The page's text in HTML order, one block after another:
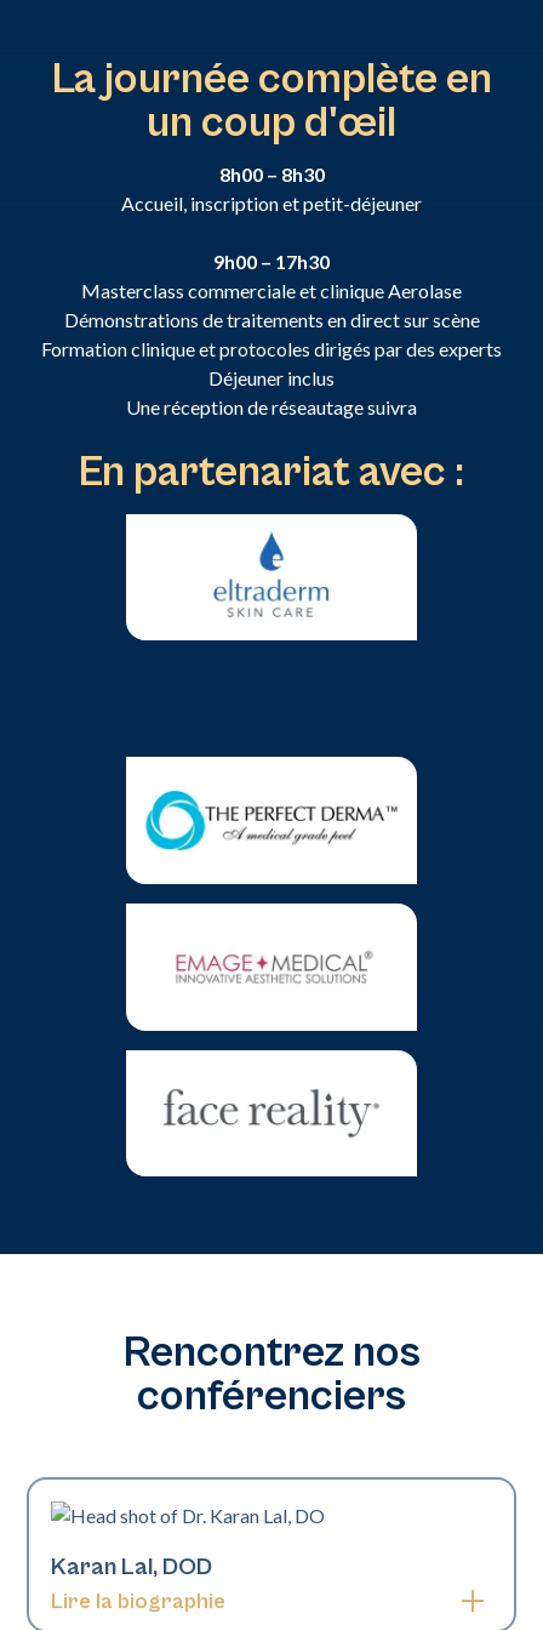
La journée complète en
un coup d'œil
8h00 – 8h30
Accueil, inscription et petit-déjeuner
9h00 – 17h30
Masterclass commerciale et clinique Aerolase
Démonstrations de traitements en direct sur scène
Formation clinique et protocoles dirigés par des experts
Déjeuner inclus
Une réception de réseautage suivra
En partenariat avec :
Rencontrez nos
conférenciers
Karan Lal, DOD
Lire la biographie